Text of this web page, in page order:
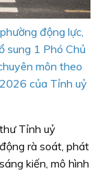
động lực,
sung 1 Phó Chủ
môn theo
của Tỉnh uỷ
Tỉnh uỷ
rà soát, phát
kiến, mô hình